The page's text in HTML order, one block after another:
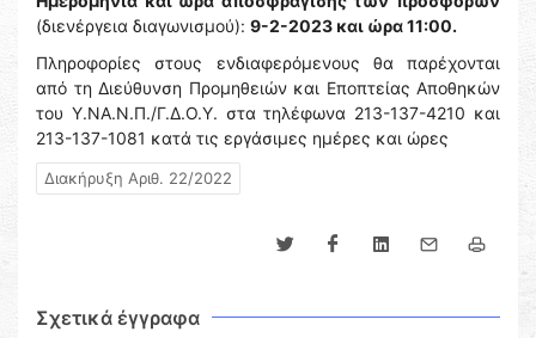
(διενέργεια διαγωνισμού): 9-2-2023 και ώρα 11:00.
Πληροφορίες στους ενδιαφερόμενους θα παρέχονται
από τη Διεύθυνση Προμηθειών και Εποπτείας Αποθηκών
του Υ.ΝΑ.Ν.Π./Γ.Δ.Ο.Υ. στα τηλέφωνα 213-137-4210 και
213-137-1081 κατά τις εργάσιμες ημέρες και ώρες
Διακήρυξη Αριθ. 22/2022
Σχετικά έγγραφα